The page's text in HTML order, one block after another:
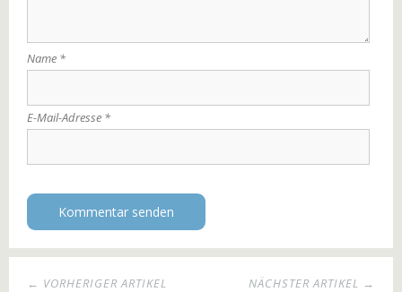
Name *
E-Mail-Adresse *
NÄCHSTER ARTIKEL →
← VORHERIGER ARTIKEL